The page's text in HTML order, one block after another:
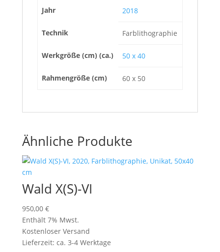
Jahr 2018
Technik Farblithographie
Werkgröße (cm) (ca.) 50 x 40
Rahmengröße (cm) 60 x 50
Ähnliche Produkte
Wald X(S)-VI
950,00 €
Enthält 7% Mwst.
Kostenloser Versand
Lieferzeit: ca. 3-4 Werktage